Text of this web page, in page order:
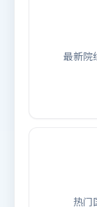
最新院
热门